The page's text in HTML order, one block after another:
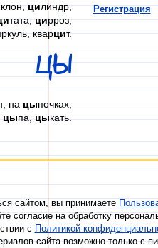
клон,цилиндр,
тата,цирроз,
ркуль, кварцит.
ЦЫ
нацыпочках,
цыпа,цыкать.
Регистрация
сайтом, вы принимаете
согласие на обработку
сПолитикой
сайта возможно только с